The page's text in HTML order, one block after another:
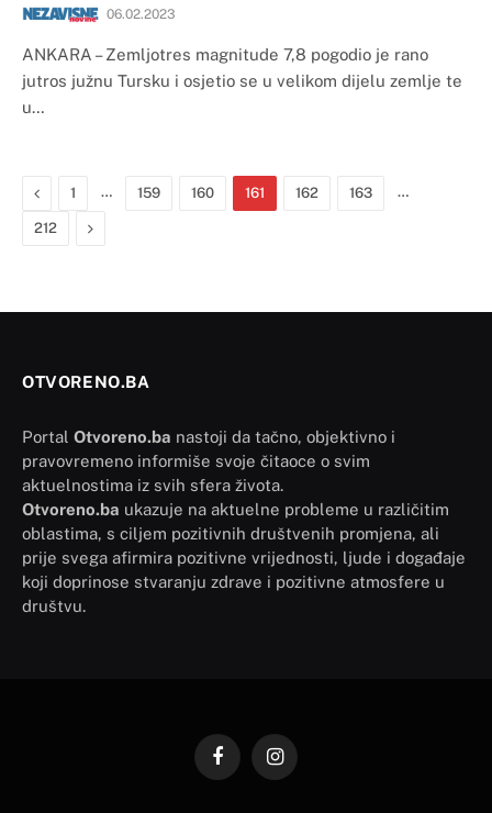
06.02.2023
ANKARA – Zemljotres magnitude 7,8 pogodio je rano
jutros južnu Tursku i osjetio se u velikom dijelu zemlje te
u…
Previous
1 … 159 160 161 162 163 …
212 Next
OTVORENO.BA
Portal Otvoreno.ba nastoji da tačno, objektivno i
pravovremeno informiše svoje čitaoce o svim
aktuelnostima iz svih sfera života.
Otvoreno.ba ukazuje na aktuelne probleme u različitim
oblastima, s ciljem pozitivnih društvenih promjena, ali
prije svega afirmira pozitivne vrijednosti, ljude i događaje
koji doprinose stvaranju zdrave i pozitivne atmosfere u
društvu.
FacebookInstagram